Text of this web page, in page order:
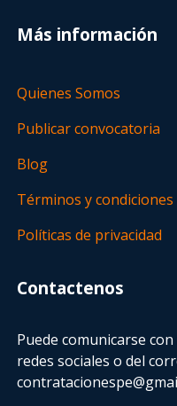
Más información
Quienes Somos
Publicar convocatoria
Blog
Términos y condiciones
Políticas de privacidad
Contactenos
Puede comunicarse
redes sociales o del